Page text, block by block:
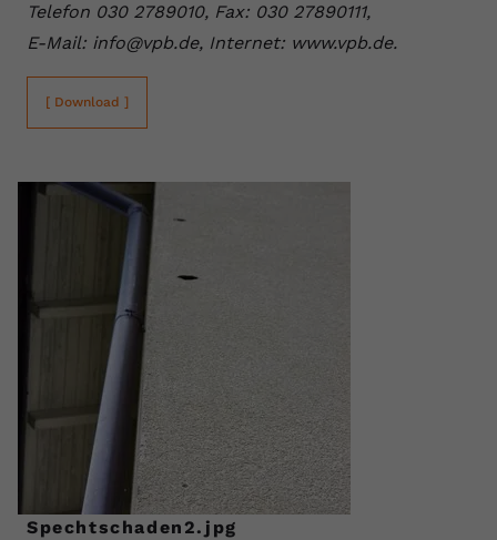
Telefon 030 2789010, Fax: 030 27890111,
E-Mail: info@vpb.de, Internet: www.vpb.de.
[ Download ]
Spechtschaden2.jpg